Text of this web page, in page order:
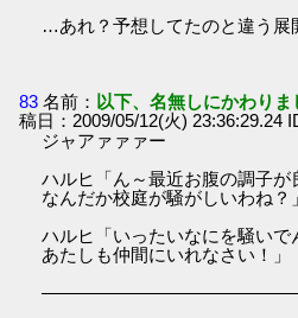
…あれ？予想してたのと違う
83 名前： 以下、名無しにかわり
稿日：2009/05/12(火) 23:36:29.24
ジャアァァァー
ハルヒ「ん～最近お腹の調子
なんだか校庭が騒がしいわね？」
ハルヒ「いったいなにを騒いで
あたしも仲間にいれなさい！」